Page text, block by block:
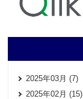
2025年03月 (7)
2025年02月 (15)